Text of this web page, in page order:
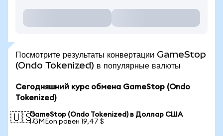
Посмотрите результаты конвертации GameStop
(Ondo Tokenized) в популярные валюты
Сегодняшний курс обмена GameStop (Ondo
Tokenized)
🇺🇸GameStop (Ondo Tokenized) в Доллар США
1 GMEon равен 19,47 $